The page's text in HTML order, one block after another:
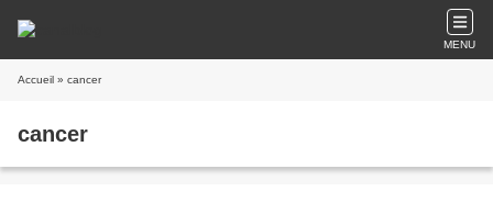
MENU
Accueil » cancer
cancer